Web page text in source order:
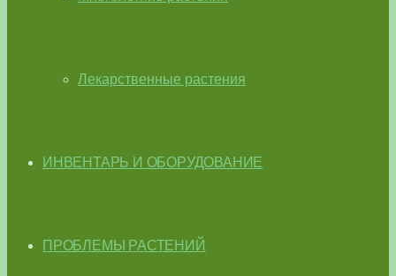
Лекарственные растения
ИНВЕНТАРЬ И ОБОРУДОВАНИЕ
ПРОБЛЕМЫ РАСТЕНИЙ